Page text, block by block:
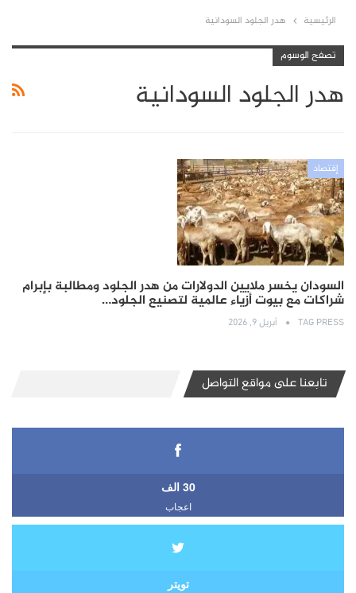
الرئيسية هدر الجلود السودانية
تصفح الوسوم
هدر الجلود السودانية
إقتصاد
السودان يخسر ملايين الدولارات من هدر الجلود ومطالبة بإبرام
شراكات مع بيوت أزياء عالمية لتصنيع الجلود…
TAG PRESS أبريل 9, 2026
تابعنا على مواقع التواصل
30 الف
اعجاب
تويتر